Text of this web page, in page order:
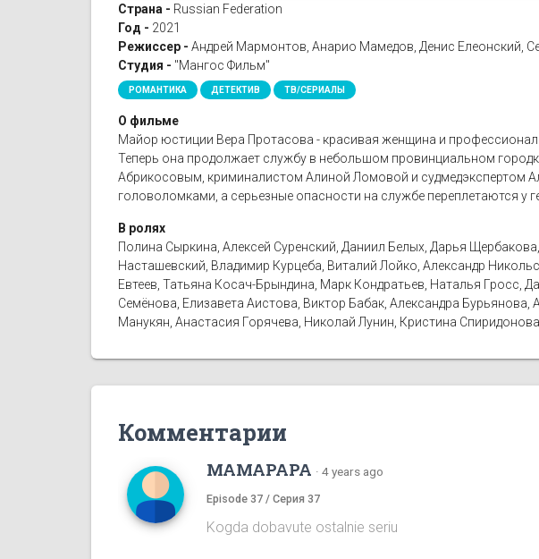
Страна - Russian Federation
Год - 2021
Режиссер - Андрей Мармонтов, Анарио Мамедов, Денис Елеонский,
Студия - "Мангос Фильм"
РОМАНТИКА ДЕТЕКТИВ ТВ/СЕРИАЛЫ
О фильме
Майор юстиции Вера Протасова - красивая женщина и профессионал
Теперь она продолжает службу в небольшом провинциальном
Абрикосовым, криминалистом Алиной Ломовой и судмедэкспертом
головоломками, а серьезные опасности на службе переплетаются у
В ролях
Полина Сыркина, Алексей Суренский, Даниил Белых, Дарья
Насташевский, Владимир Курцеба, Виталий Лойко, Александр
Евтеев, Татьяна Косач-Брындина, Марк Кондратьев, Наталья Гросс,
Семёнова, Елизавета Аистова, Виктор Бабак, Александра
Манукян, Анастасия Горячева, Николай Лунин, Кристина
Комментарии
MAMAPAPA · 4 years ago
Episode 37 / Серия 37
Kogda dobavute ostalnie seriu